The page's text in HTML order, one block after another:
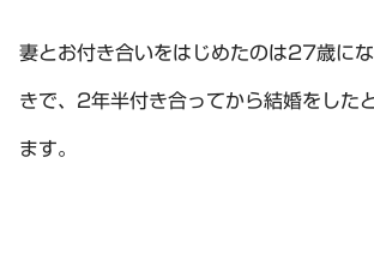
妻とお付き合いをはじめたのは27歳に
きで、2年半付き合ってから結婚をした
ます。